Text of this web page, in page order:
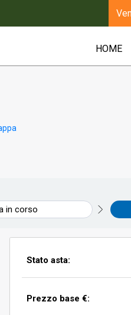
HOME
in corso
Stato asta:
Prezzo base €: